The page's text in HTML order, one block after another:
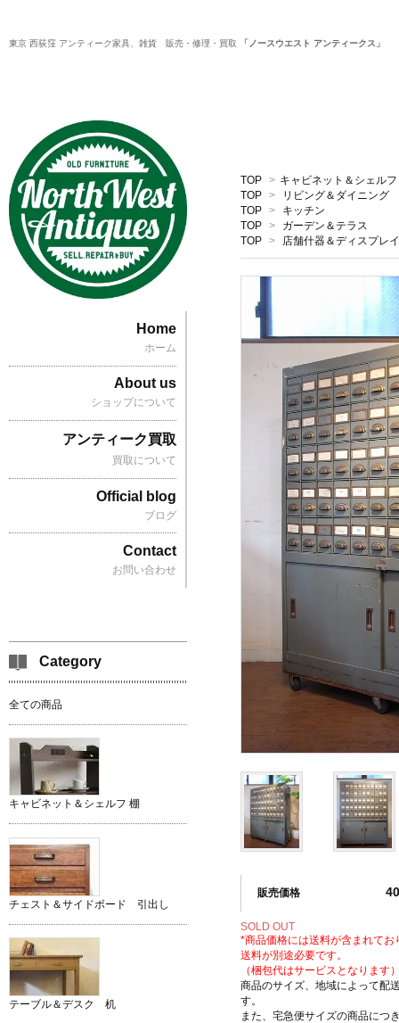
東京 西荻窪 アンティーク家具、雑貨 販売・修理・買取 「ノースウエスト アンティークス」
TOP > キャビネット＆シェルフ
TOP >
リビング＆ダイニング
TOP >
キッチン
TOP >
ガーデン＆テラス
TOP > 店舗什器＆ディスプレイ
販売価格
SOLD OUT
*商品価格には送料が含まれてお
送料が別途必要です。
（梱包代はサービスとなります
商品のサイズ、地域によって配
す。
また、宅急便サイズの商品につ
Home
ホーム
About us
ショップについて
アンティーク買取
買取について
Official blog
ブログ
Contact
お問い合わせ
Category
全ての商品
キャビネット＆シェルフ 棚
チェスト＆サイドボード 引出し
テーブル＆デスク 机